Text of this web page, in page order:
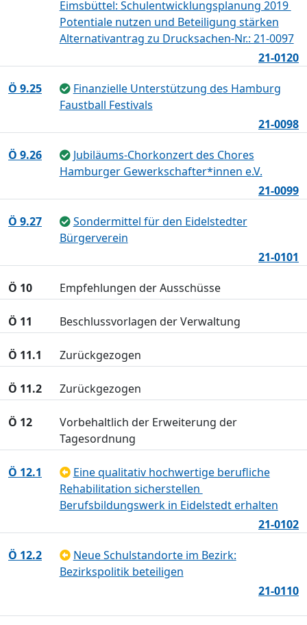
Eimsbüttel: Schulentwicklungsplanung 2019 
Potentiale nutzen und Beteiligung stärken
Alternativantrag zu Drucksachen-Nr.: 21-0097
21-0120
Ö 9.25
Finanzielle Unterstützung des Hamburg
Faustball Festivals
21-0098
Ö 9.26
Jubiläums-Chorkonzert des Chores
Hamburger Gewerkschafter*innen e.V.
21-0099
Ö 9.27
Sondermittel für den Eidelstedter
Bürgerverein
21-0101
Ö 10 Empfehlungen der Ausschüsse
Ö 11 Beschlussvorlagen der Verwaltung
Ö 11.1 Zurückgezogen
Ö 11.2 Zurückgezogen
Ö 12
Vorbehaltlich der Erweiterung der
Tagesordnung
Ö 12.1
Eine qualitativ hochwertige berufliche
Rehabilitation sicherstellen 
Berufsbildungswerk in Eidelstedt erhalten
21-0102
Ö 12.2
Neue Schulstandorte im Bezirk:
Bezirkspolitik beteiligen
21-0110